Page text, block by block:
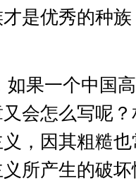
是优秀的种
如果一个中国
会怎么写呢
，因其粗糙
所产生的破